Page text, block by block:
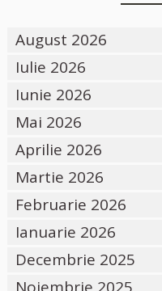
August 2026
Iulie 2026
Iunie 2026
Mai 2026
Aprilie 2026
Martie 2026
Februarie 2026
Ianuarie 2026
Decembrie 2025